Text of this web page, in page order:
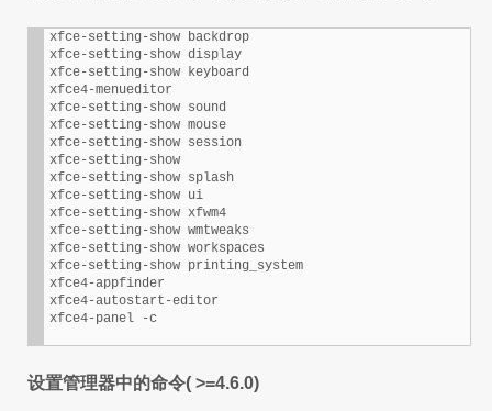
xfce-setting-show backdrop
xfce-setting-show display
xfce-setting-show keyboard
xfce4-menueditor
xfce-setting-show sound
xfce-setting-show mouse
xfce-setting-show session
xfce-setting-show
xfce-setting-show splash
xfce-setting-show ui
xfce-setting-show xfwm4
xfce-setting-show wmtweaks
xfce-setting-show workspaces
xfce-setting-show printing_system
xfce4-appfinder
xfce4-autostart-editor
设置管理器中的命令( >=4.6.0)